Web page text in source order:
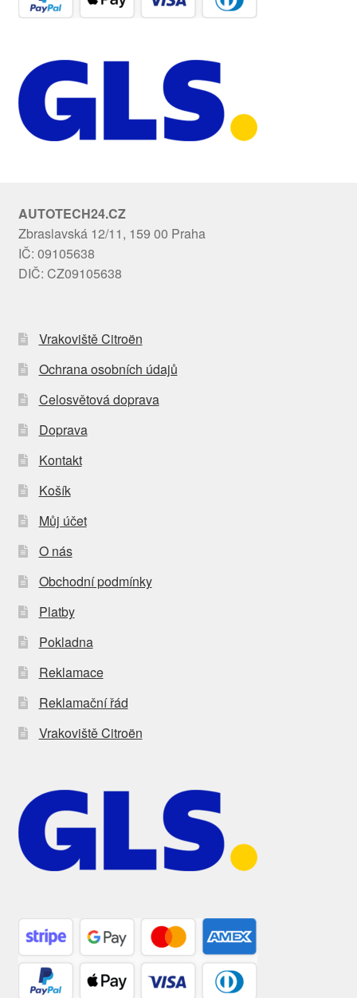
AUTOTECH24.CZ
Zbraslavská 12/11, 159 00 Praha
IČ: 09105638
DIČ: CZ09105638
Vrakoviště Citroën
Ochrana osobních údajů
Celosvětová doprava
Doprava
Kontakt
Košík
Můj účet
O nás
Obchodní podmínky
Platby
Pokladna
Reklamace
Reklamační řád
Vrakoviště Citroën